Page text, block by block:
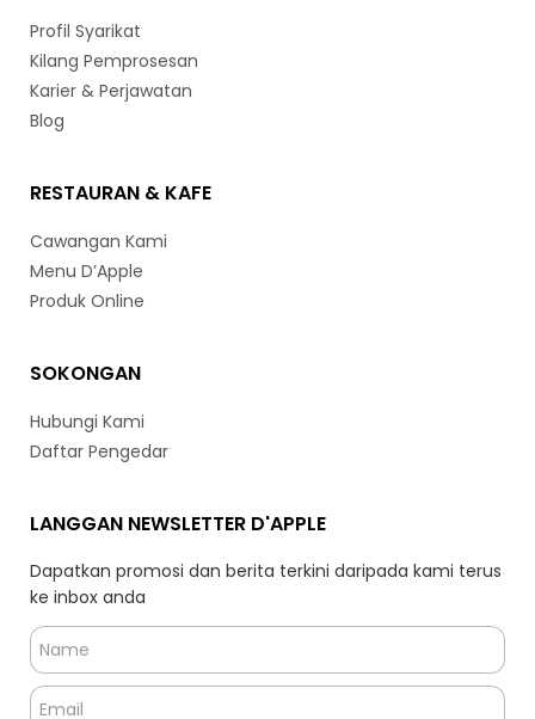
Profil Syarikat
Kilang Pemprosesan
Karier & Perjawatan
Blog
RESTAURAN & KAFE
Cawangan Kami
Menu D’Apple
Produk Online
SOKONGAN
Hubungi Kami
Daftar Pengedar
LANGGAN NEWSLETTER D'APPLE
Dapatkan promosi dan berita terkini daripada kami terus
ke inbox anda